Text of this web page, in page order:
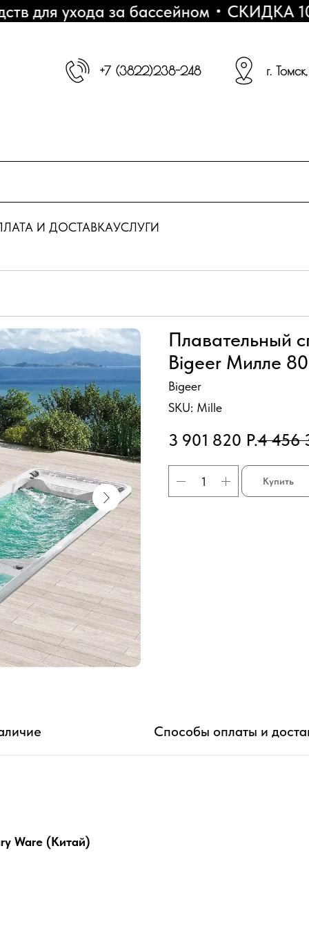
ухода за бассейном СКИДКА 10%
+7 (3822)238-248 г.
И ДОСТАВКАУСЛУГИ
Плавательный
Bigeer Милле
Bigeer
SKU: Mille
3 901 820 Р.4 456
Купить
Способы оплаты и
Ware (Китай)